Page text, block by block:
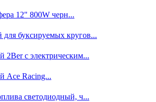
12" 800W черн...
буксируемых кругов...
2Ber с электрическим...
Ace Racing...
светодиодный, ч...